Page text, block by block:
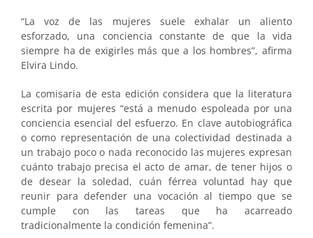
“La voz de las mujeres suele exhalar un aliento
esforzado, una conciencia constante de que la vida
siempre ha de exigirles más que a los hombres”, afirma
Elvira Lindo.
La comisaria de esta edición considera que la literatura
escrita por mujeres “está a menudo espoleada por una
conciencia esencial del esfuerzo. En clave autobiográfica
o como representación de una colectividad destinada a
un trabajo poco o nada reconocido las mujeres expresan
cuánto trabajo precisa el acto de amar, de tener hijos o
de desear la soledad, cuán férrea voluntad hay que
reunir para defender una vocación al tiempo que se
cumple con las tareas que ha acarreado
tradicionalmente la condición femenina”.